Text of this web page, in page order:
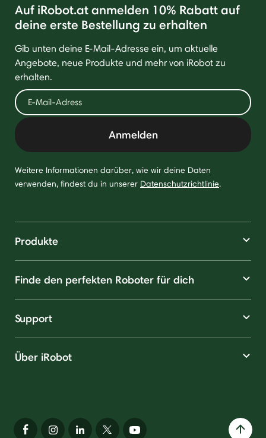
Auf iRobot.at anmelden 10% Rabatt auf
deine erste Bestellung zu erhalten
Gib unten deine E-Mail-Adresse ein, um aktuelle
Angebote, neue Produkte und mehr von iRobot zu
erhalten.
Anmelden
Weitere Informationen darüber, wie wir deine Daten
verwenden, findest du in unserer Datenschutzrichtlinie.
Produkte
Finde den perfekten Roboter für dich
Support
Über iRobot